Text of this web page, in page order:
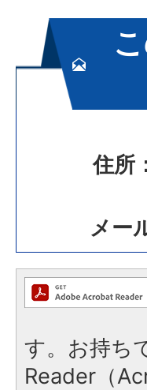
住所
メー
す。お持ち
Reader（